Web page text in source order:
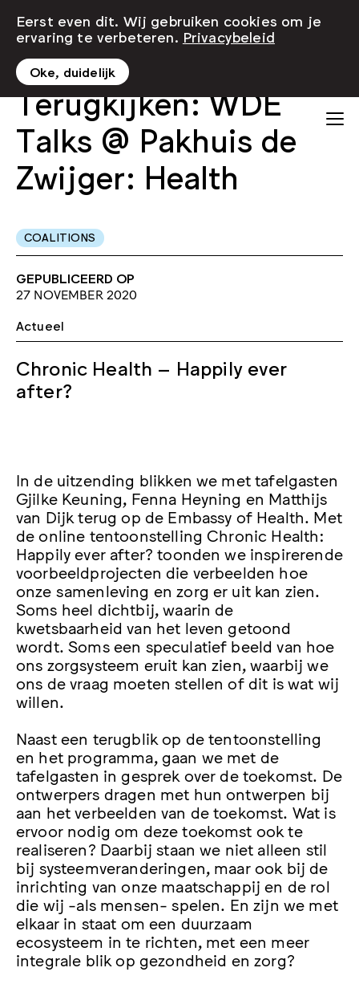
Terugkijken: WDE
Talks @ Pakhuis de
Zwijger: Health
COALITIONS
GEPUBLICEERD OP
27 NOVEMBER 2020
Actueel
Chronic Health – Happily ever
after?
In de uitzending blikken we met tafelgasten
Gjilke Keuning, Fenna Heyning en Matthijs
van Dijk terug op de Embassy of Health. Met
de online tentoonstelling Chronic Health:
Happily ever after? toonden we inspirerende
voorbeeldprojecten die verbeelden hoe
onze samenleving en zorg er uit kan zien.
Soms heel dichtbij, waarin de
kwetsbaarheid van het leven getoond
wordt. Soms een speculatief beeld van hoe
ons zorgsysteem eruit kan zien, waarbij we
ons de vraag moeten stellen of dit is wat wij
willen.
Naast een terugblik op de tentoonstelling
en het programma, gaan we met de
tafelgasten in gesprek over de toekomst. De
ontwerpers dragen met hun ontwerpen bij
aan het verbeelden van de toekomst. Wat is
ervoor nodig om deze toekomst ook te
realiseren? Daarbij staan we niet alleen stil
bij systeemveranderingen, maar ook bij de
inrichting van onze maatschappij en de rol
die wij -als mensen- spelen. En zijn we met
elkaar in staat om een duurzaam
ecosysteem in te richten, met een meer
integrale blik op gezondheid en zorg?
Eerst even dit. Wij gebruiken cookies om je
ervaring te verbeteren. Privacybeleid
Oke, duidelijk